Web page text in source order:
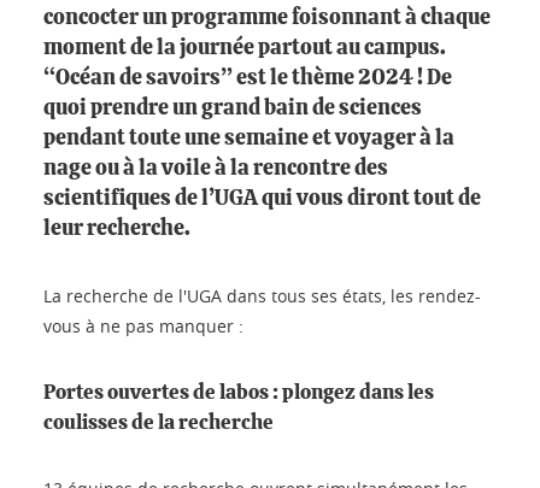
concocter un programme foisonnant à chaque
moment de la journée partout au campus.
“Océan de savoirs” est le thème 2024 ! De
quoi prendre un grand bain de sciences
pendant toute une semaine et voyager à la
nage ou à la voile à la rencontre des
scientifiques de l’UGA qui vous diront tout de
leur recherche.
La recherche de l'UGA dans tous ses états, les rendez-
vous à ne pas manquer :
Portes ouvertes de labos : plongez dans les
coulisses de la recherche